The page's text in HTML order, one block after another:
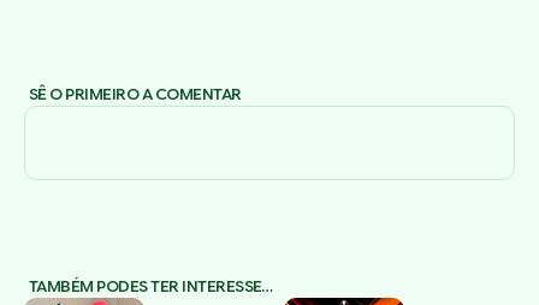
SÊ O PRIMEIRO A COMENTAR
TAMBÉM PODES TER INTERESSE…